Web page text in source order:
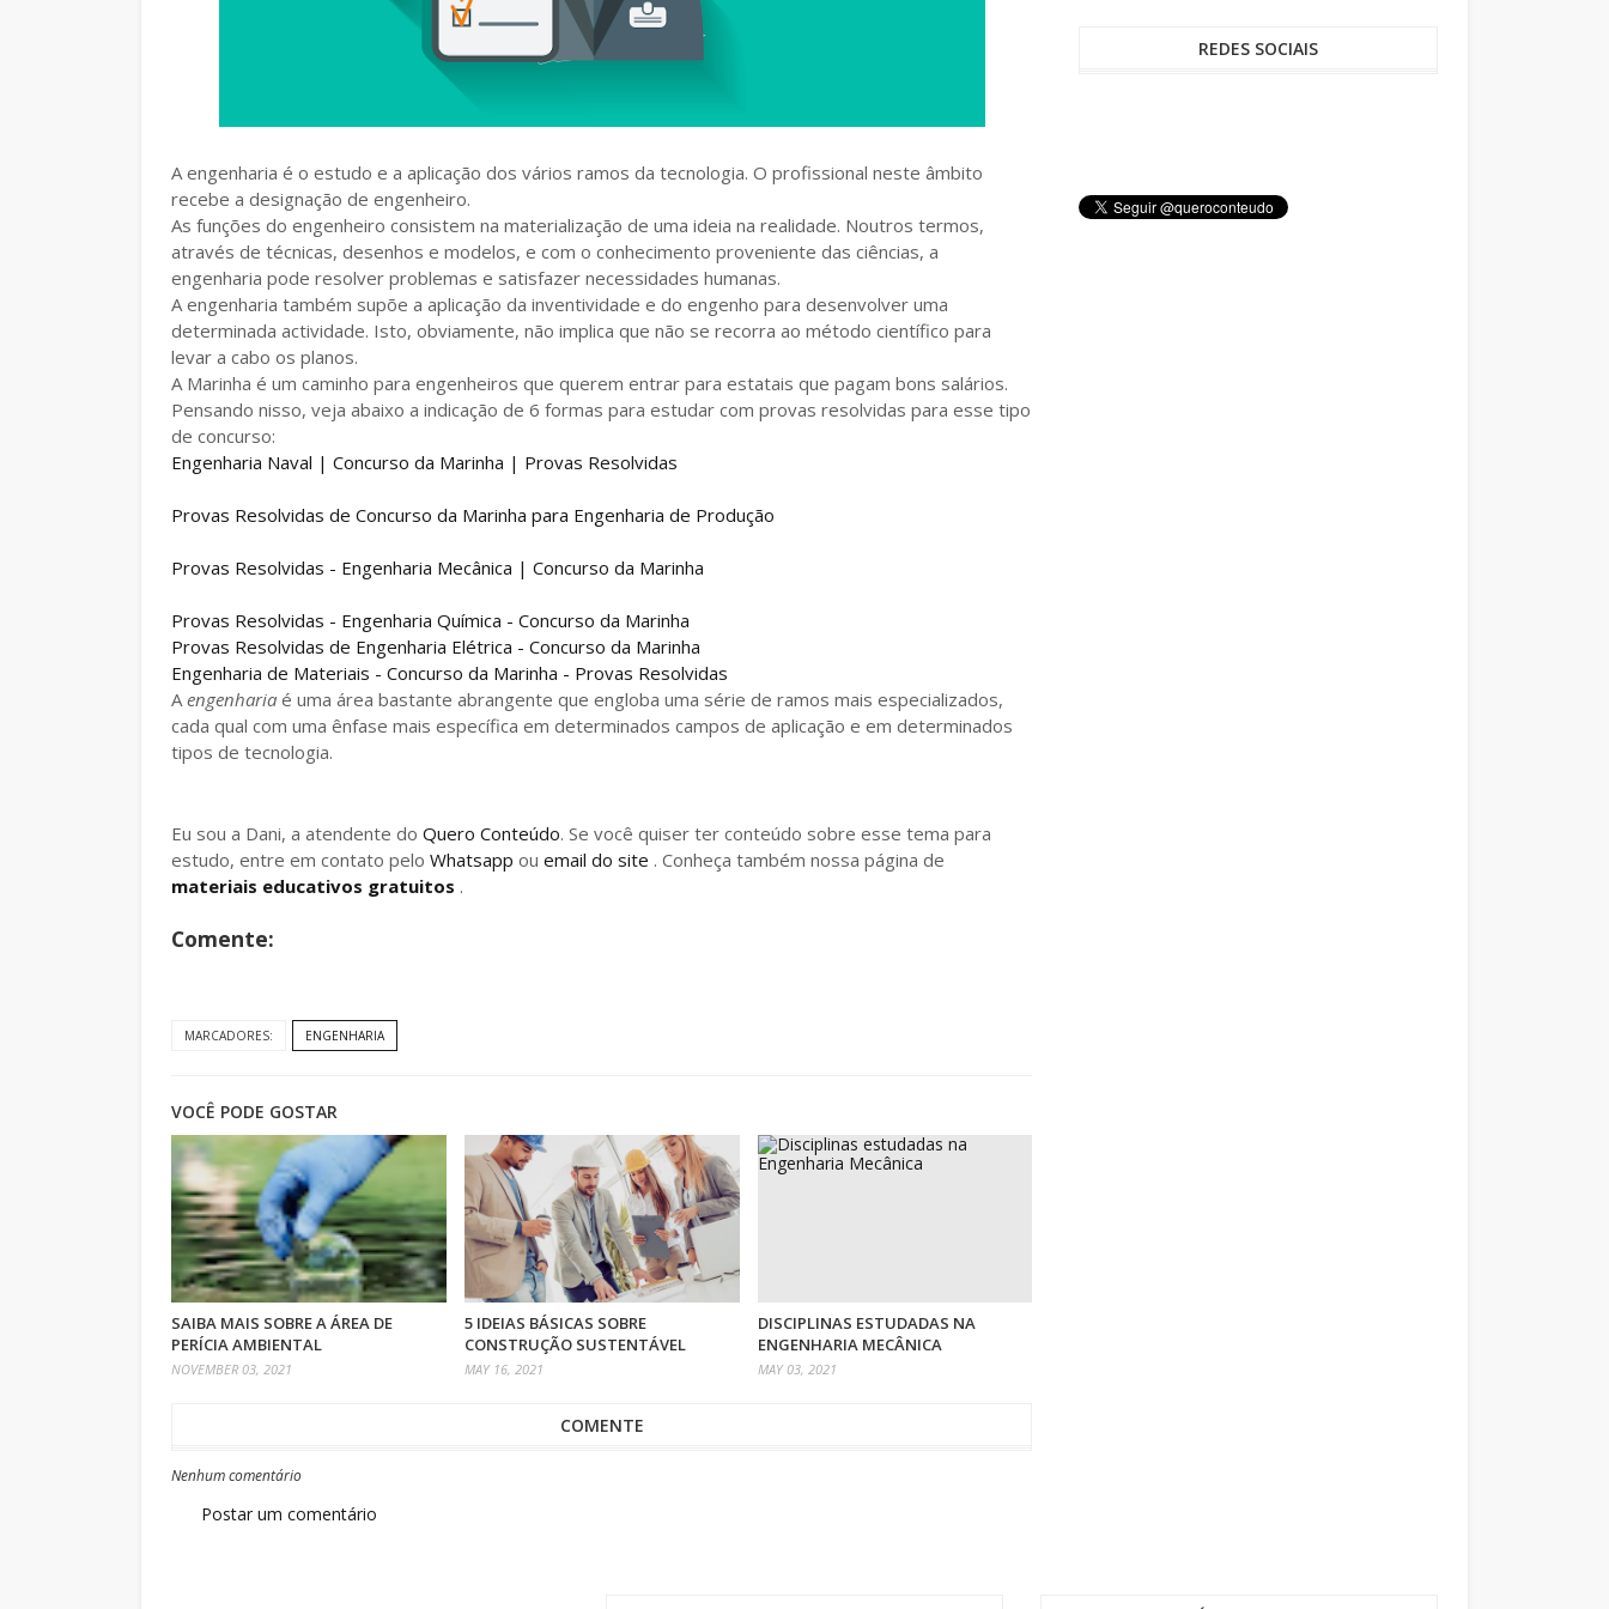
A engenharia é o estudo e a aplicação dos vários ramos da tecnologia. O profissional neste âmbito
recebe a designação de engenheiro.
As funções do engenheiro consistem na materialização de uma ideia na realidade. Noutros termos,
através de técnicas, desenhos e modelos, e com o conhecimento proveniente das ciências, a
engenharia pode resolver problemas e satisfazer necessidades humanas.
A engenharia também supõe a aplicação da inventividade e do engenho para desenvolver uma
determinada actividade. Isto, obviamente, não implica que não se recorra ao método científico para
levar a cabo os planos.
A Marinha é um caminho para engenheiros que querem entrar para estatais que pagam bons salários.
Pensando nisso, veja abaixo a indicação de 6 formas para estudar com provas resolvidas para esse tipo
de concurso:
Engenharia Naval | Concurso da Marinha | Provas Resolvidas
Provas Resolvidas de Concurso da Marinha para Engenharia de Produção
Provas Resolvidas - Engenharia Mecânica | Concurso da Marinha
Provas Resolvidas - Engenharia Química - Concurso da Marinha
Provas Resolvidas de Engenharia Elétrica - Concurso da Marinha
Engenharia de Materiais - Concurso da Marinha - Provas Resolvidas
Aengenharia é uma área bastante abrangente que engloba uma série de ramos mais especializados,
cada qual com uma ênfase mais específica em determinados campos de aplicação e em determinados
tipos de tecnologia.
Eu sou a Dani, a atendente do Quero Conteúdo. Se você quiser ter conteúdo sobre esse tema para
estudo, entre em contato pelo Whatsapp ou email do site . Conheça também nossa página de
materiais educativos gratuitos .
Comente:
MARCADORES: ENGENHARIA
VOCÊ PODE GOSTAR
SAIBA MAIS SOBRE A ÁREA DE
PERÍCIA AMBIENTAL
NOVEMBER 03, 2021
5 IDEIAS BÁSICAS SOBRE
CONSTRUÇÃO SUSTENTÁVEL
MAY 16, 2021
DISCIPLINAS ESTUDADAS NA
ENGENHARIA MECÂNICA
MAY 03, 2021
COMENTE
Nenhum comentário
Postar um comentário
REDES SOCIAIS